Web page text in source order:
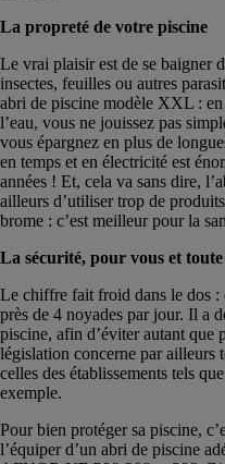
La propreté de votre piscine
Le vrai plaisir est de se baigner
insectes, feuilles ou autres
abri de piscine modèle XXL :
l’eau, vous ne jouissez pas
vous épargnez en plus de
en temps et en électricité est
années ! Et, cela va sans dire,
ailleurs d’utiliser trop de
brome : c’est meilleur pour la
La sécurité, pour vous et
Le chiffre fait froid dans le dos :
près de 4 noyades par jour. Il a
piscine, afin d’éviter autant que
législation concerne par ailleurs
celles des établissements tels
exemple.
Pour bien protéger sa piscine,
l’équiper d’un abri de piscine